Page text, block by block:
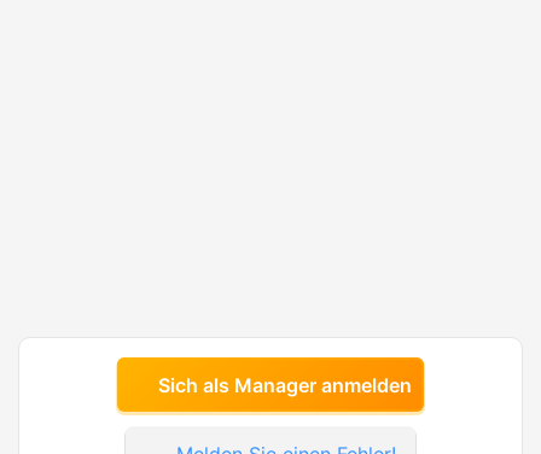
Sich als Manager anmelden